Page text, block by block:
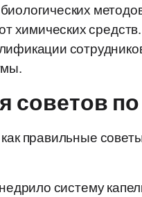
химических средств.
по
правильные
систему